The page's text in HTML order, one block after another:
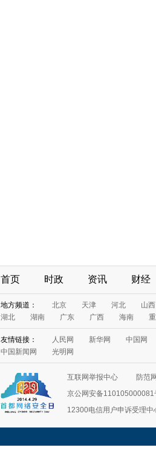
首页 时政 资讯 财经
地方频道： 北京 天津 河北
山西
湖北
湖南 广东 广西 海南
友情链接： 人民网 新华网
中国网
中国新闻网
光明网
互联网举报中心
防范
京公网安备110105000081
12300电信用户申诉受理中